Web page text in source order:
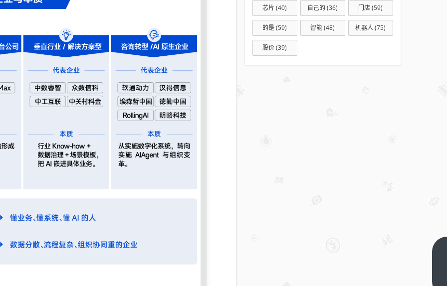
芯片 (40) 自己的 (36) 门店(59)
的是(59) 智能(48) 机器人(75)
股价(39)